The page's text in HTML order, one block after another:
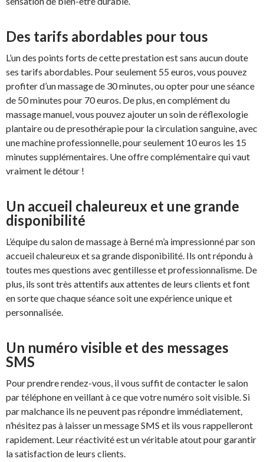
Des tarifs abordables pour tous
L’un des points forts de cette prestation est sans aucun doute
ses tarifs abordables. Pour seulement 55 euros, vous pouvez
profiter d’un massage de 30 minutes, ou opter pour une séance
de 50 minutes pour 70 euros. De plus, en complément du
massage manuel, vous pouvez ajouter un soin de réflexologie
plantaire ou de presothérapie pour la circulation sanguine, avec
une machine professionnelle, pour seulement 10 euros les 15
minutes supplémentaires. Une offre complémentaire qui vaut
vraiment le détour !
Un accueil chaleureux et une grande
disponibilité
L’équipe du salon de massage à Berné m’a impressionné par son
accueil chaleureux et sa grande disponibilité. Ils ont répondu à
toutes mes questions avec gentillesse et professionnalisme. De
plus, ils sont très attentifs aux attentes de leurs clients et font
en sorte que chaque séance soit une expérience unique et
personnalisée.
Un numéro visible et des messages
SMS
Pour prendre rendez-vous, il vous suffit de contacter le salon
par téléphone en veillant à ce que votre numéro soit visible. Si
par malchance ils ne peuvent pas répondre immédiatement,
n’hésitez pas à laisser un message SMS et ils vous rappelleront
rapidement. Leur réactivité est un véritable atout pour garantir
la satisfaction de leurs clients.